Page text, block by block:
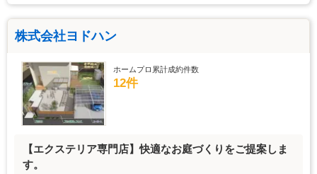
株式会社ヨドハン
ホームプロ累計成約件数
12件
【エクステリア専門店】快適なお庭づくりをご提案しま
す。